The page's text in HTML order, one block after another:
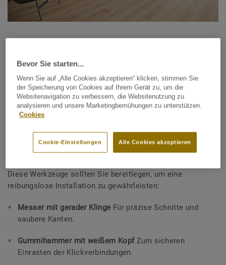
Verlegung sogar auf keramischen
Fliesen
Tarkett Rigid KlickVinyl lässt sich effizient und sicher
verlegen – auch für Heimwerker.
Werkzeuge für die fachgerechte
Verlegung
Diese Werkzeuge sollten Sie bereitlegen, um eine
reibungslose Installation zu gewährleisten:
Messer mit gerader Klinge Für präzise Schnitte und
saubere Kanten.
Gummihammer mit weißem KopfZum sicheren
Einrasten der Klickverbindungen.
Bevor Sie starten...
Wenn Sie auf „Alle Cookies akzeptieren“ klicken, stimmen Sie
der Speicherung von Cookies auf Ihrem Gerät zu, um die
Websitenavigation zu verbessern, die Websitenutzung zu
analysieren und unsere Marketingbemühungen zu unterstützen.
Cookies
Alle Cookies akzeptieren
Cookie-Einstellungen